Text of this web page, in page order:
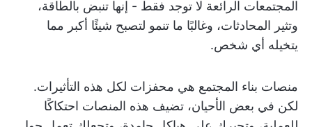
المجتمعات الرائعة لا توجد فقط - إنها تنبض بالطاقة،
وتثير المحادثات، وغالبًا ما تنمو لتصبح شيئًا أكبر مما
يتخيله أي شخص.
منصات بناء المجتمع هي محفزات لكل هذه التأثيرات.
لكن في بعض الأحيان، تضيف هذه المنصات احتكاكًا